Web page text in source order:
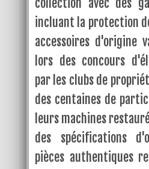
collection avec des
incluant la protection
accessoires d'origine
lors des concours
par les clubs de
des centaines de
leurs machines
des spécifications
pièces authentiques